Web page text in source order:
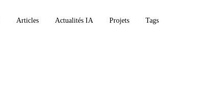
Articles Actualités IA Projets Tags